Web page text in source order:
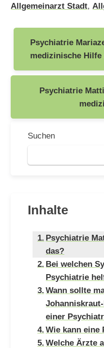
Allgemeinarzt Stadt,
Beitragsnavigation
Psychiatrie
medizinische Hilfe
Psychiatrie
Suchen
Inhalte
Psychiatrie
das?
Bei welchen
Psychiatrie
Wann sollte
einer
Wie kann eine
Welche Ärzte